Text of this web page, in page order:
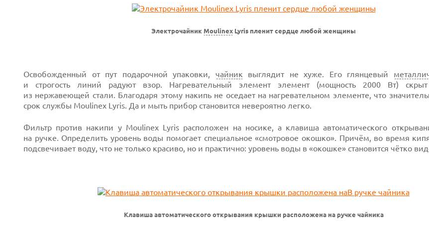
Электрочайник Moulinex Lyris пленит сердце любой женщины
Освобожденный от пут подарочной упаковки, чайник выглядит не хуже. Его глянцевый
и строгость линий радуют взор. Нагревательный элемент элемент (мощность 2000 Вт)
из нержавеющей стали. Благодаря этому накипь не оседает на нагревательном элементе, что
срок службы Moulinex Lyris. Да и мыть прибор становится невероятно легко.
Фильтр против накипи у Moulinex Lyris расположен на носике, а клавиша автоматического
на ручке. Определить уровень воды помогает специальное «смотровое окошко». Причём, во время
подсвечивает воду, что не только красиво, но и практично: уровень воды в «окошке» становится чётко
Клавиша автоматического открывания крышки расположена на ручке чайника